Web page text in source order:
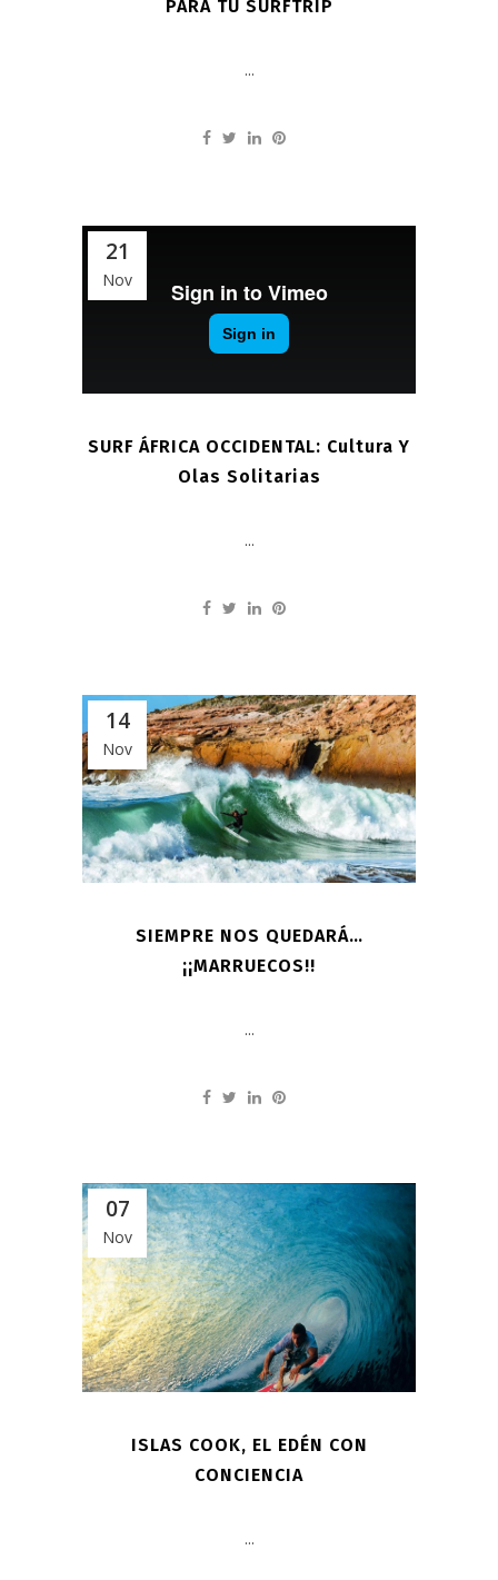
PARA TU SURFTRIP
...
21
Nov
SURF ÁFRICA OCCIDENTAL: Cultura Y
Olas Solitarias
...
14
Nov
SIEMPRE NOS QUEDARÁ…
¡¡MARRUECOS!!
...
07
Nov
ISLAS COOK, EL EDÉN CON
CONCIENCIA
...